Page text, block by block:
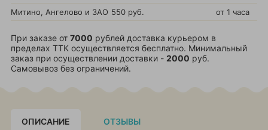
Митино, Ангелово и ЗАО 550 руб. от 1 часа
При заказе от 7000 рублей доставка курьером в
пределах ТТК осуществляется бесплатно. Минимальный
заказ при осуществлении доставки - 2000 руб.
Самовывоз без ограничений.
ОПИСАНИЕ ОТЗЫВЫ